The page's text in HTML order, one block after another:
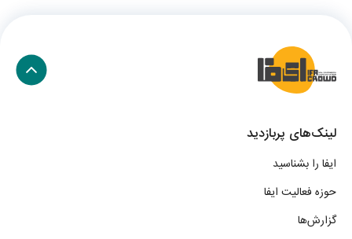
لینک‌های پربازدید
ایفا را بشناسید
حوزه فعالیت ایفا
گزارش‌ها